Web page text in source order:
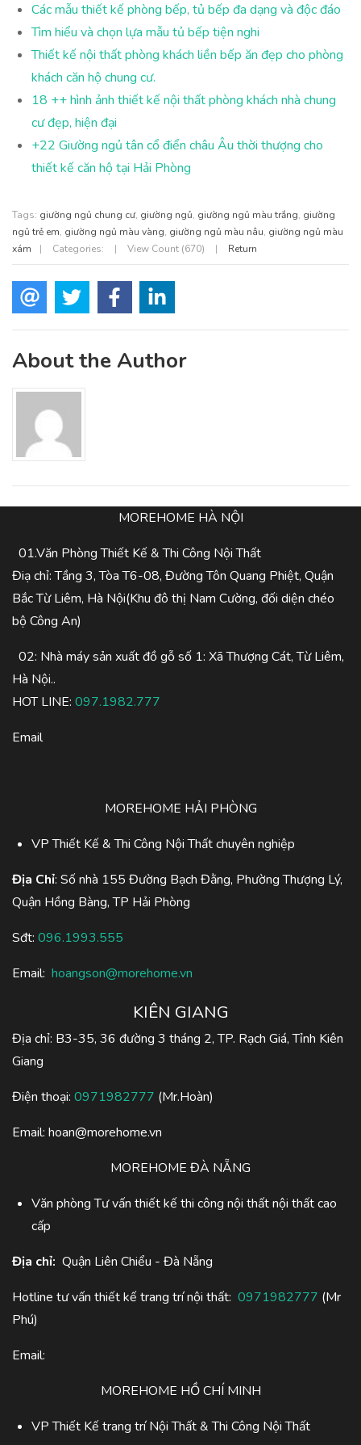
Các mẫu thiết kế phòng bếp, tủ bếp đa dạng và độc đáo
Tìm hiểu và chọn lựa mẫu tủ bếp tiện nghi
Thiết kế nội thất phòng khách liền bếp ăn đẹp cho phòng
khách căn hộ chung cư.
18 ++ hình ảnh thiết kế nội thất phòng khách nhà chung
cư đẹp, hiện đại
+22 Giường ngủ tân cổ điển châu Âu thời thượng cho
thiết kế căn hộ tại Hải Phòng
Tags: giường ngủ chung cư, giường ngủ, giường ngủ màu trắng, giường
ngủ trẻ em, giường ngủ màu vàng, giường ngủ màu nâu, giường ngủ màu
xám
| Categories: | View Count (670) | Return
About the Author
MOREHOME HÀ NỘI
01.Văn Phòng Thiết Kế & Thi Công Nội Thất
Điạ chỉ: Tầng 3, Tòa T6-08, Đường Tôn Quang Phiệt, Quận
Bắc Từ Liêm, Hà Nội(Khu đô thị Nam Cường, đối diện chéo
bộ Công An)
02: Nhà máy sản xuất đồ gỗ số 1: Xã Thượng Cát, Từ Liêm,
Hà Nội..
HOT LINE: 097.1982.777
Email
MOREHOME HẢI PHÒNG
VP Thiết Kế & Thi Công Nội Thất chuyên nghiệp
Địa Chỉ: Số nhà 155 Đường Bạch Đằng, Phường Thượng Lý,
Quận Hồng Bàng, TP Hải Phòng
Sđt: 096.1993.555
Email: hoangson@morehome.vn
KIÊN GIANG
Địa chỉ: B3-35, 36 đường 3 tháng 2, TP. Rạch Giá, Tỉnh Kiên
Giang
Điện thoại: 0971982777 (Mr.Hoàn)
Email: hoan@morehome.vn
MOREHOME ĐÀ NẴNG
Văn phòng Tư vấn thiết kế thi công nội thất nội thất cao
cấp
Địa chỉ: Quận Liên Chiểu - Đà Nẵng
Hotline tư vấn thiết kế trang trí nội thất: 0971982777 (Mr
Phú)
Email:
MOREHOME HỒ CHÍ MINH
VP Thiết Kế trang trí Nội Thất & Thi Công Nội Thất